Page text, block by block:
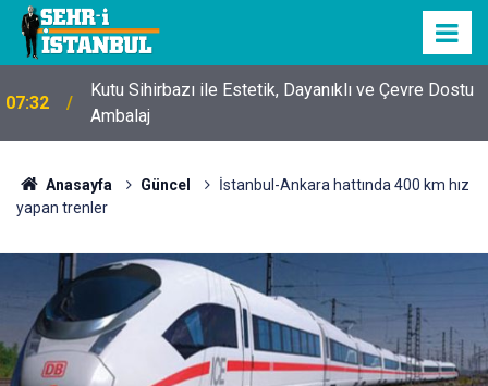
07:32
Kutu Sihirbazı ile Estetik, Dayanıklı ve Çevre Dostu
Ambalaj
Anasayfa Güncel
İstanbul-Ankara hattında 400 km hız
yapan trenler